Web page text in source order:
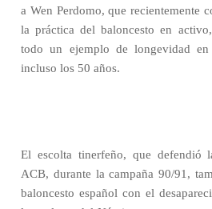
a Wen Perdomo, que recientemente
la práctica del baloncesto en
todo un ejemplo de longevidad en
incluso los 50 años.
El escolta tinerfeño, que defendió
ACB, durante la campaña 90/91,
baloncesto español con el